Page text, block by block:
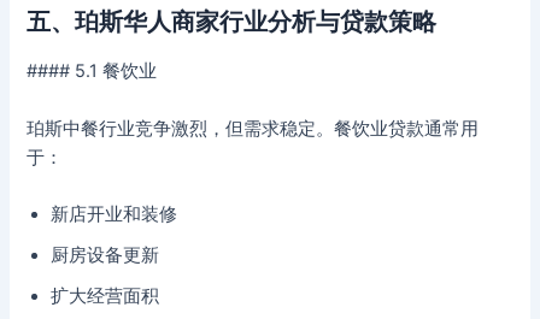
五、珀斯华人商家行业分析与贷款策略
#### 5.1 餐饮业
珀斯中餐行业竞争激烈，但需求稳定。餐饮业贷款通常用
于：
新店开业和装修
厨房设备更新
扩大经营面积